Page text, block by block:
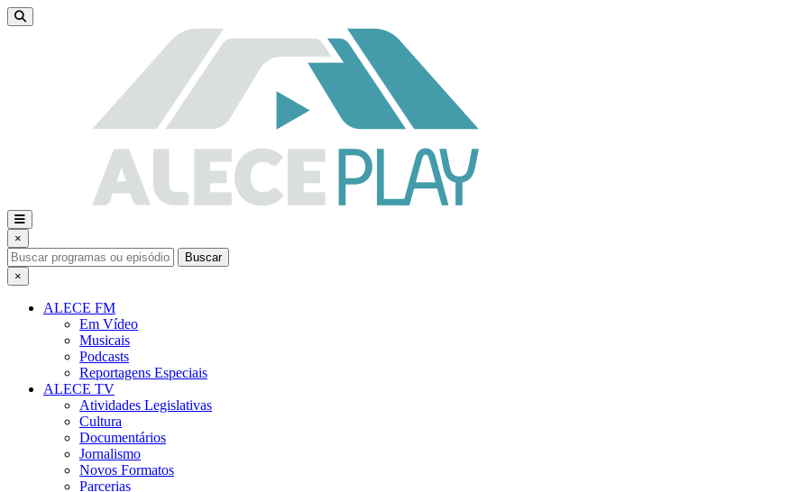
×
Buscar
×
ALECE FM
Em Vídeo
Musicais
Podcasts
Reportagens Especiais
ALECE TV
Atividades Legislativas
Cultura
Documentários
Jornalismo
Novos Formatos
Parcerias